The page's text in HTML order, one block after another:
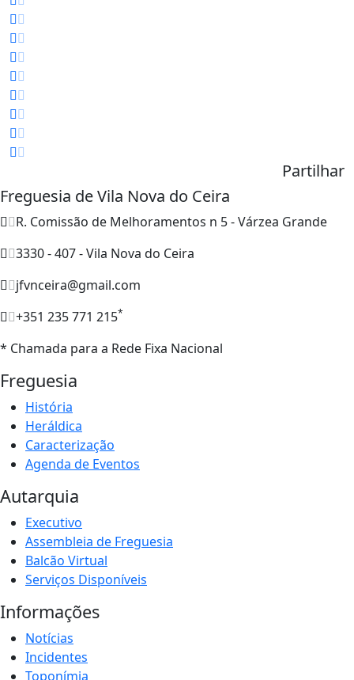
Partilhar
Freguesia de Vila Nova do Ceira
R. Comissão de Melhoramentos n 5 - Várzea Grande
3330 - 407 - Vila Nova do Ceira
jfvnceira@gmail.com
+351 235 771 215*
* Chamada para a Rede Fixa Nacional
Freguesia
História
Heráldica
Caracterização
Agenda de Eventos
Autarquia
Executivo
Assembleia de Freguesia
Balcão Virtual
Serviços Disponíveis
Informações
Notícias
Incidentes
Toponímia